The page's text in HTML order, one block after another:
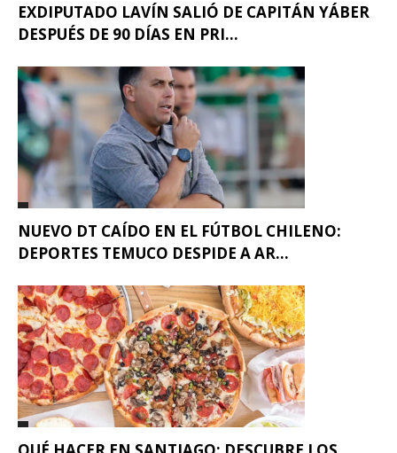
EXDIPUTADO LAVÍN SALIÓ DE CAPITÁN YÁBER
DESPUÉS DE 90 DÍAS EN PRI...
NUEVO DT CAÍDO EN EL FÚTBOL CHILENO:
DEPORTES TEMUCO DESPIDE A AR...